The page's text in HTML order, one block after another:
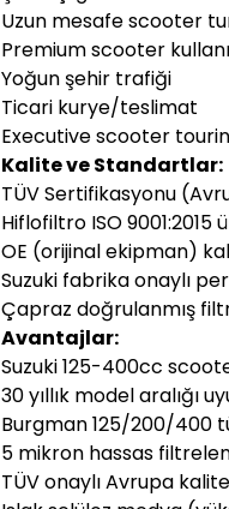
Uzun mesafe scooter
Premium scooter
Yoğun şehir trafiği
Ticari kurye/teslimat
Executive scooter
Kalite ve Standartlar:
TÜV Sertifikasyonu
Hiflofiltro ISO 9001:2015
OE (orijinal ekipman)
Suzuki fabrika onaylı
Çapraz doğrulanmış
Avantajlar:
Suzuki 125-400cc
30 yıllık model aralığı
Burgman 125/200/400
5 mikron hassas
TÜV onaylı Avrupa